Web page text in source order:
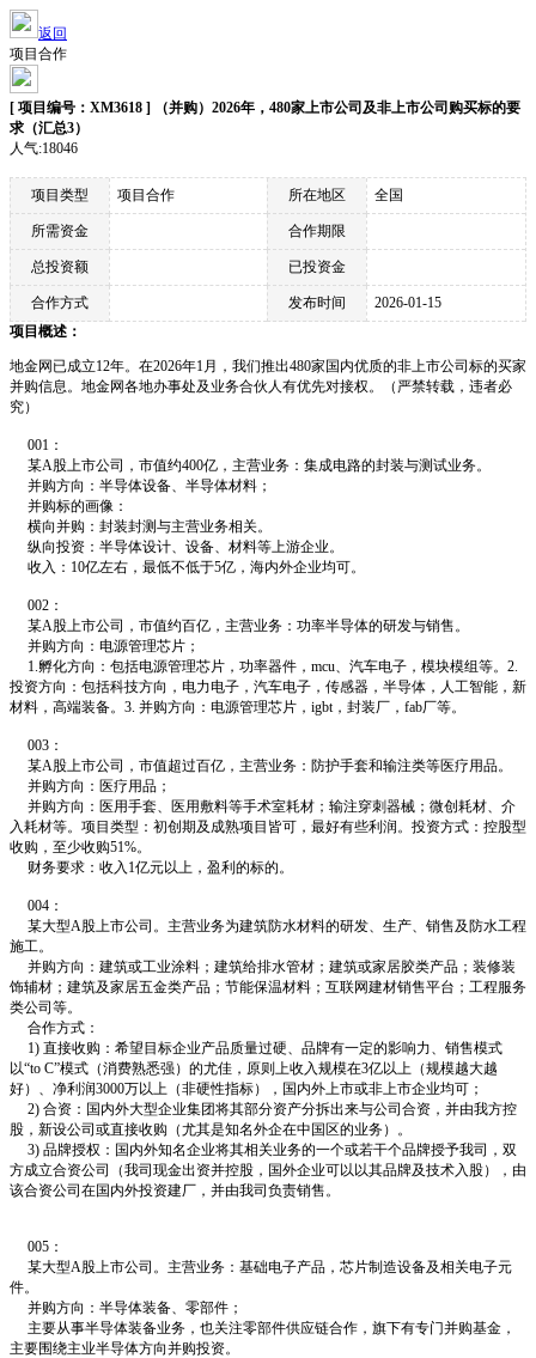
返回
项目合作
[ 项目编号：XM3618 ] （并购）2026年，480家上市公司及非上市公司购买标的要
求（汇总3）
人气:18046
项目类型 项目合作 所在地区 全国
所需资金 合作期限
总投资额 已投资金
合作方式 发布时间
2026-01-15
项目概述：
地金网已成立12年。在2026年1月，我们推出480家国内优质的非上市公司标的买家
并购信息。地金网各地办事处及业务合伙人有优先对接权。（严禁转载，违者必
究）
001：
某A股上市公司，市值约400亿，主营业务：集成电路的封装与测试业务。
并购方向：半导体设备、半导体材料；
并购标的画像：
横向并购：封装封测与主营业务相关。
纵向投资：半导体设计、设备、材料等上游企业。
收入：10亿左右，最低不低于5亿，海内外企业均可。
002：
某A股上市公司，市值约百亿，主营业务：功率半导体的研发与销售。
并购方向：电源管理芯片；
1.孵化方向：包括电源管理芯片，功率器件，mcu、汽车电子，模块模组等。2.
投资方向：包括科技方向，电力电子，汽车电子，传感器，半导体，人工智能，新
材料，高端装备。3. 并购方向：电源管理芯片，igbt，封装厂，fab厂等。
003：
某A股上市公司，市值超过百亿，主营业务：防护手套和输注类等医疗用品。
并购方向：医疗用品；
并购方向：医用手套、医用敷料等手术室耗材；输注穿刺器械；微创耗材、介
入耗材等。项目类型：初创期及成熟项目皆可，最好有些利润。投资方式：控股型
收购，至少收购51%。
财务要求：收入1亿元以上，盈利的标的。
004：
某大型A股上市公司。主营业务为建筑防水材料的研发、生产、销售及防水工程
施工。
并购方向：建筑或工业涂料；建筑给排水管材；建筑或家居胶类产品；装修装
饰辅材；建筑及家居五金类产品；节能保温材料；互联网建材销售平台；工程服务
类公司等。
合作方式：
1) 直接收购：希望目标企业产品质量过硬、品牌有一定的影响力、销售模式
以“to C”模式（消费熟悉强）的尤佳，原则上收入规模在3亿以上（规模越大越
好）、净利润3000万以上（非硬性指标），国内外上市或非上市企业均可；
2) 合资：国内外大型企业集团将其部分资产分拆出来与公司合资，并由我方控
股，新设公司或直接收购（尤其是知名外企在中国区的业务）。
3) 品牌授权：国内外知名企业将其相关业务的一个或若干个品牌授予我司，双
方成立合资公司（我司现金出资并控股，国外企业可以以其品牌及技术入股），由
该合资公司在国内外投资建厂，并由我司负责销售。
005：
某大型A股上市公司。主营业务：基础电子产品，芯片制造设备及相关电子元
件。
并购方向：半导体装备、零部件；
主要从事半导体装备业务，也关注零部件供应链合作，旗下有专门并购基金，
主要围绕主业半导体方向并购投资。